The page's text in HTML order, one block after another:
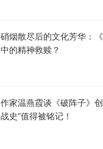
硝烟散尽后的文化芳华：
中的精神救赎？
作家温燕霞谈《破阵子》
战史”值得被铭记！